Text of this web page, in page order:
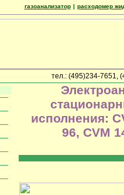
газоанализатор | расходомер
тел.: (495)234-7651,
исполнения:
96, CVM